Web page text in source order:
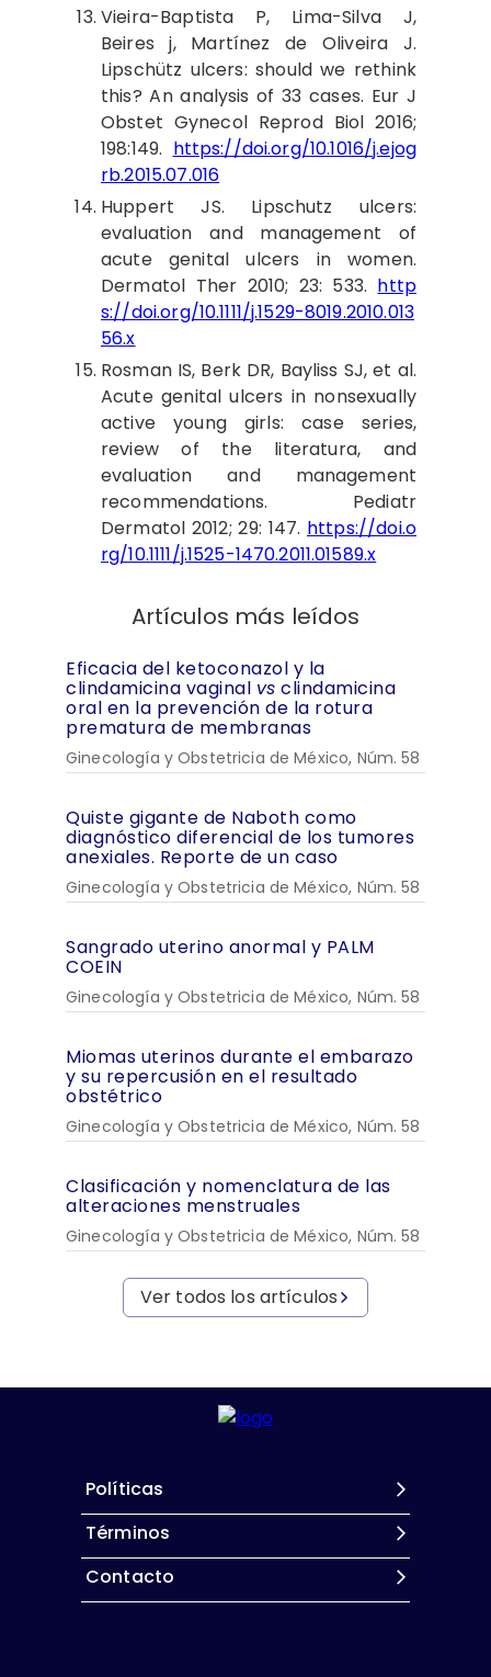
Vieira-Baptista P, Lima-Silva J,
Beires j, Martínez de Oliveira J.
Lipschütz ulcers: should we rethink
this? An analysis of 33 cases. Eur J
Obstet Gynecol Reprod Biol 2016;
198:149. https://doi.org/10.1016/j.ejog
rb.2015.07.016
Huppert JS. Lipschutz ulcers:
evaluation and management of
acute genital ulcers in women.
Dermatol Ther 2010; 23: 533. http
s://doi.org/10.1111/j.1529-8019.2010.013
56.x
RosmanIS, Berk DR, Bayliss SJ, et al.
Acute genital ulcers in nonsexually
active young girls: case series,
review of the literatura, and
evaluation and management
recommendations. Pediatr
Dermatol 2012; 29: 147. https://doi.o
rg/10.1111/j.1525-1470.2011.01589.x
Artículos más leídos
Eficacia del ketoconazol y la
clindamicina vaginal vs clindamicina
oral en la prevención de la rotura
prematura de membranas
Ginecología y Obstetricia de México, Núm. 58
Quiste gigante de Naboth como
diagnóstico diferencial de los tumores
anexiales. Reporte de un caso
Ginecología y Obstetricia de México, Núm. 58
Sangrado uterino anormal y PALM
COEIN
Ginecología y Obstetricia de México, Núm. 58
Miomas uterinos durante el embarazo
y su repercusión en el resultado
obstétrico
Ginecología y Obstetricia de México, Núm. 58
Clasificación y nomenclatura de las
alteraciones menstruales
Ginecología y Obstetricia de México, Núm. 58
Ver todos los artículos
Políticas
Términos
Contacto